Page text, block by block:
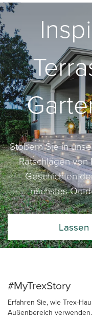
Stöbern Sie in
Ratschlägen
Geschichten
nächstes
#MyTrexStory
Erfahren Sie, wie Trex-
Außenbereich verwenden.